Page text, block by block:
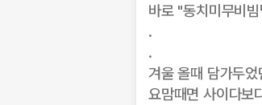
바로 "동치미무비
.
.
겨울 올때 담가두
요맘때면 사이다보